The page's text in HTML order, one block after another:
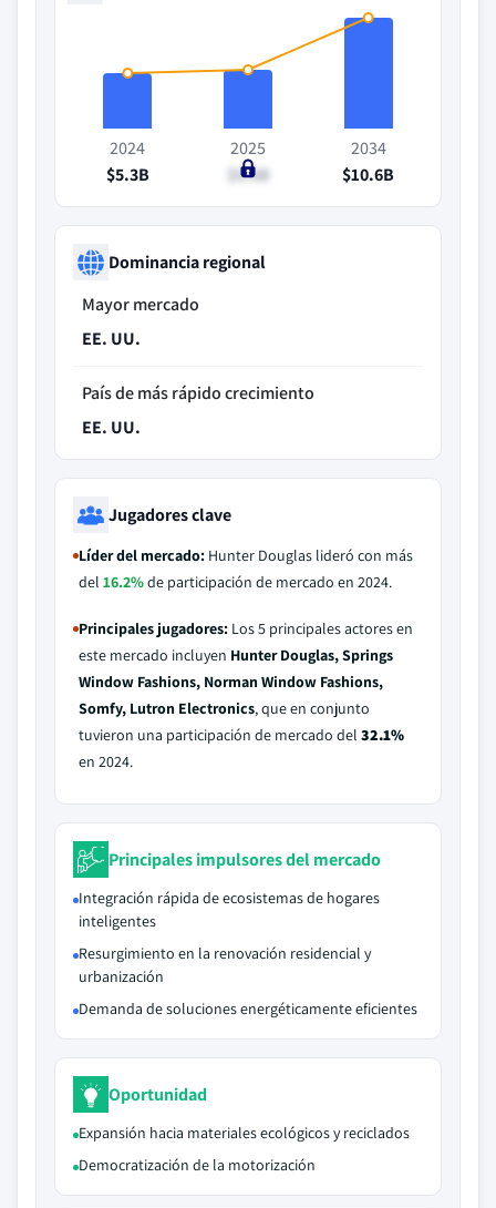
2024
$5.3B
2025
$5.6B
2034
$10.6B
Dominancia regional
Mayor mercado
EE. UU.
País de más rápido crecimiento
EE. UU.
Jugadores clave
Líder del mercado: Hunter Douglas lideró con más
del 16.2%de participación de mercado en 2024.
Principales jugadores: Los 5 principales actores en
este mercado incluyen Hunter Douglas, Springs
Window Fashions, Norman Window Fashions,
Somfy, Lutron Electronics, que en conjunto
tuvieron una participación de mercado del 32.1%
en 2024.
Principales impulsores del mercado
Integración rápida de ecosistemas de hogares
inteligentes
Resurgimiento en la renovación residencial y
urbanización
Demanda de soluciones energéticamente eficientes
Oportunidad
Expansión hacia materiales ecológicos y reciclados
Democratización de la motorización